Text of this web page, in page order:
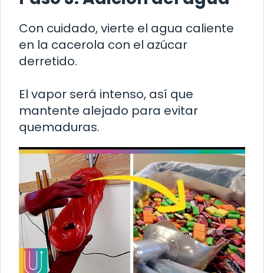
Con cuidado, vierte el agua caliente
en la cacerola con el azúcar
derretido.
El vapor será intenso, así que
mantente alejado para evitar
quemaduras.